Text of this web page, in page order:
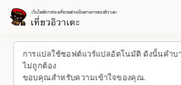
การแปลใช้ซอฟต์แวร์แปลอัตโนมัติ ดังนั้นคำบ
ไม่ถูกต้อง
ขอบคุณสำหรับความเข้าใจของคุณ.
กลับขึ้นด้านบน สถานที่/ประสบการณ์ (รายการ)